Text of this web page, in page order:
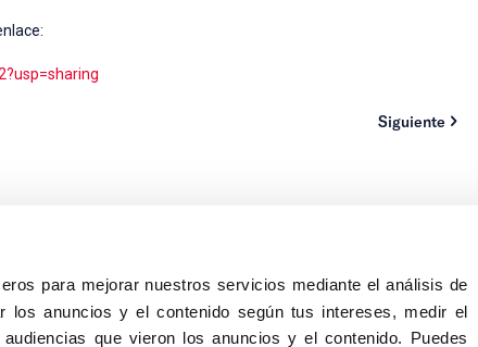
para mejorar nuestros servicios mediante el análisis de
los anuncios y el contenido según tus intereses, medir el
que vieron los anuncios y el contenido. Puedes
Siguiente